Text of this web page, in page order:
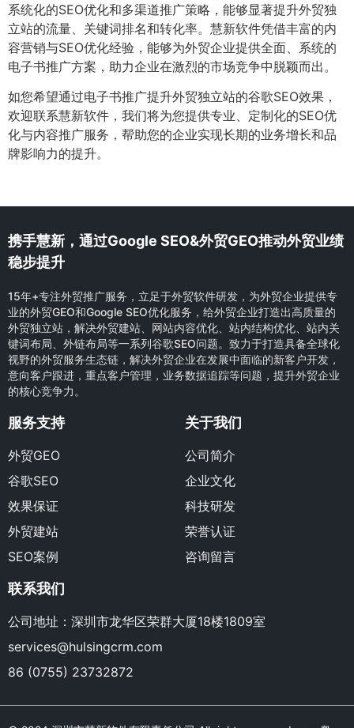
系统化的SEO优化和多渠道推广策略，能够显著提升外贸独
立站的流量、关键词排名和转化率。慧新软件凭借丰富的内
容营销与SEO优化经验，能够为外贸企业提供全面、系统的
电子书推广方案，助力企业在激烈的市场竞争中脱颖而出。
如您希望通过电子书推广提升外贸独立站的谷歌SEO效果，
欢迎联系慧新软件，我们将为您提供专业、定制化的SEO优
化与内容推广服务，帮助您的企业实现长期的业务增长和品
牌影响力的提升。
携手慧新，通过Google SEO&外贸GEO推动外贸业绩
稳步提升
15年+专注外贸推广服务，立足于外贸软件研发，为外贸企业提供专
业的外贸GEO和Google SEO优化服务，给外贸企业打造出高质量的
外贸独立站，解决外贸建站、网站内容优化、站内结构优化、站内关
键词布局、外链布局等一系列谷歌SEO问题。致力于打造具备全球化
视野的外贸服务生态链，解决外贸企业在发展中面临的新客户开发，
意向客户跟进，重点客户管理，业务数据追踪等问题，提升外贸企业
的核心竞争力。
服务支持
外贸GEO
谷歌SEO
效果保证
外贸建站
SEO案例
关于我们
公司简介
企业文化
科技研发
荣誉认证
咨询留言
联系我们
公司地址：深圳市龙华区荣群大厦18楼1809室
services@hulsingcrm.com
86 (0755) 23732872